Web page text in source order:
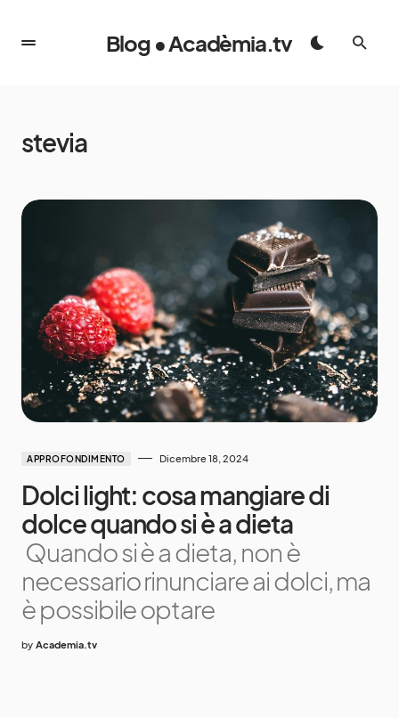
Blog • Acadèmia.tv
stevia
APPROFONDIMENTO Dicembre 18, 2024
Dolci light: cosa mangiare di
dolce quando si è a dieta
Quando si è a dieta, non è
necessario rinunciare ai dolci, ma
è possibile optare
by Academia.tv